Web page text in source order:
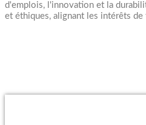
d'emplois, l'innovation et la
et éthiques, alignant les intérêts